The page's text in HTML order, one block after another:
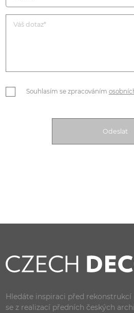
Souhlasím se zpracováním
Hledáte inspiraci před
se z realizací předních českých